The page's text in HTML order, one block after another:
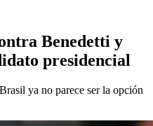
Benedetti y
presidencial
ya no parece ser la opción